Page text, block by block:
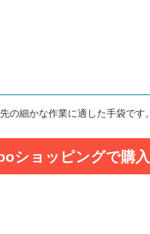
の細かな作業に適した手袋です。
ショッピングで購入